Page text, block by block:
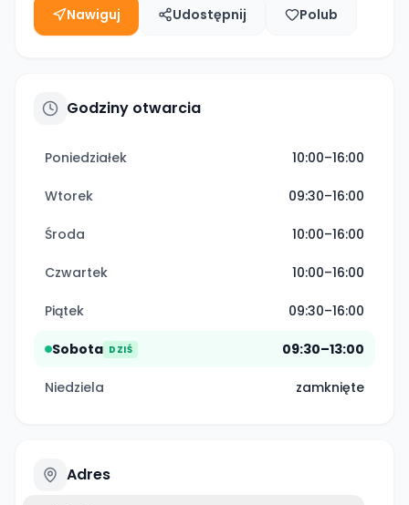
Nawiguj Udostępnij Polub
Godziny otwarcia
Poniedziałek 10:00–16:00
Wtorek 09:30–16:00
Środa 10:00–16:00
Czwartek 10:00–16:00
Piątek 09:30–16:00
Sobota DZIŚ 09:30–13:00
Niedziela zamknięte
Adres